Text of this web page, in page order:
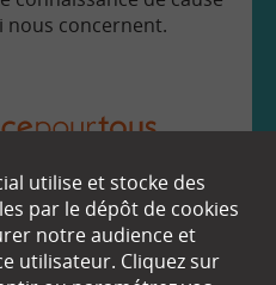
nous concernent.
utilise et stocke des
par le dépôt de cookies
notre audience et
utilisateur. Cliquez sur